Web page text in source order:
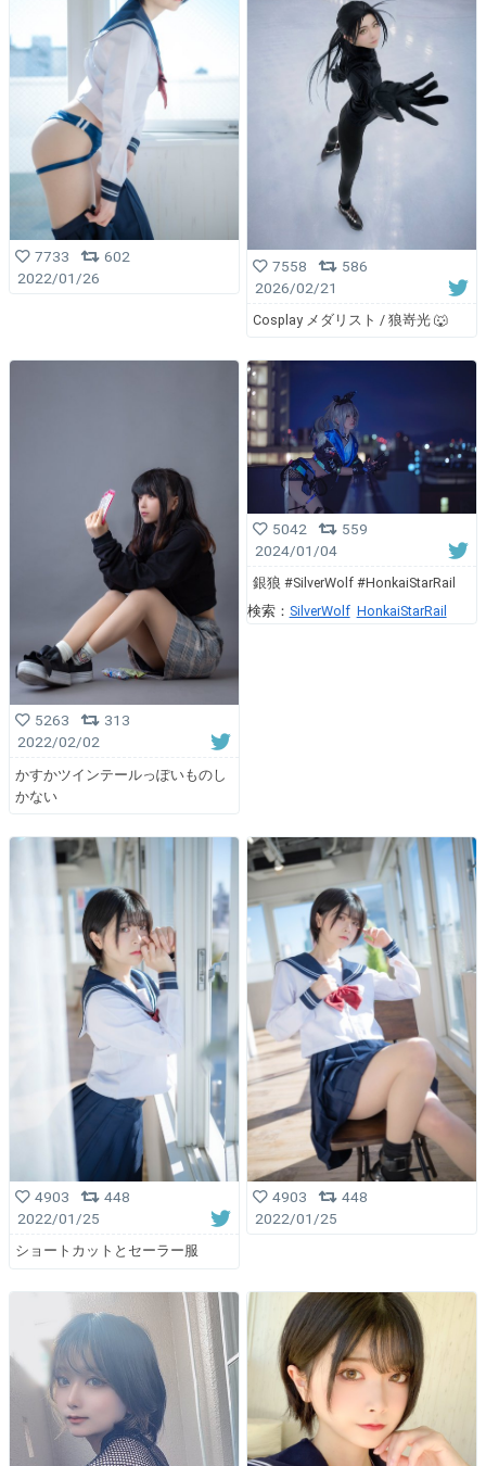
7733
602
2022/01/26
7558
586
2026/02/21
Cosplay メダリスト / 狼嵜光 🐺
5263
313
2022/02/02
かすかツインテールっぽいものし
かない
5042
559
2024/01/04
銀狼 #SilverWolf #HonkaiStarRail
検索： SilverWolf HonkaiStarRail
4903
448
2022/01/25
ショートカットとセーラー服
4903
448
2022/01/25